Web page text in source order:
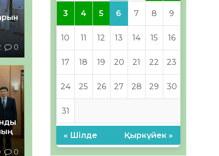
0
0
3 4 5 6 7 8 9
10 11 12 13 14 15 16
17 18 19 20 21 22 23
24 25 26 27 28 29 30
31
« Шілде Қыркүйек »